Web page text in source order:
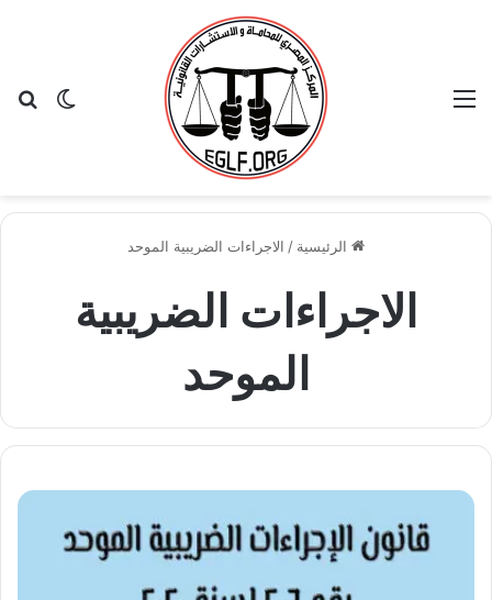
الوضع القائمة
الرئيسية / الاجراءات الضريبية الموحد
الاجراءات الضريبية
الموحد